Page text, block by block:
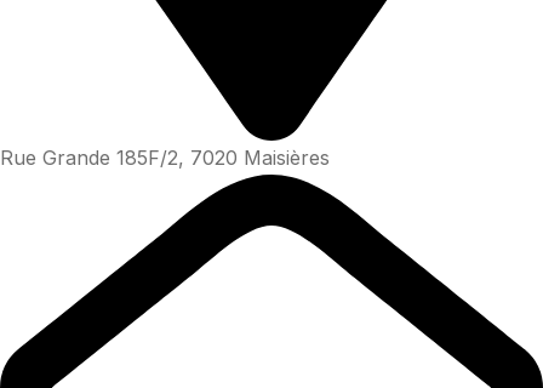
Rue Grande 185F/2, 7020 Maisières